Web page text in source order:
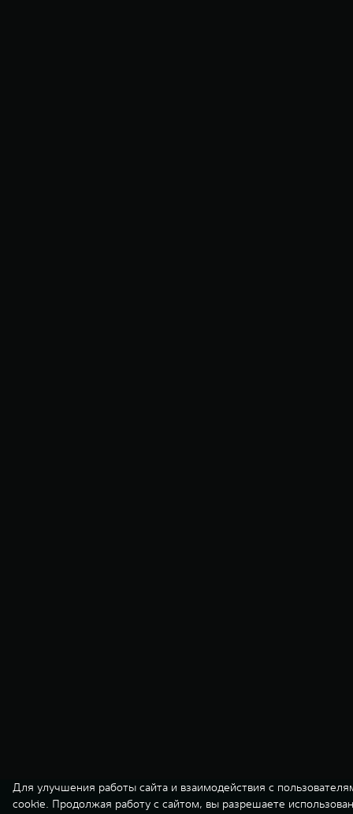
Для улучшения работы сайта и взаимодействия с
cookie. Продолжая работу с сайтом, вы разрешаете